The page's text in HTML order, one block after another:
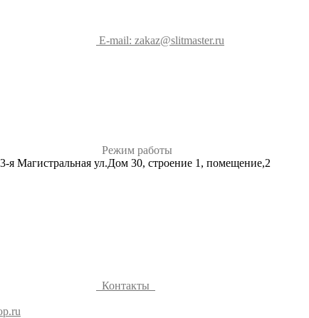
E-mail: zakaz@slitmaster.ru
Режим работы
я Магистральная ул.Дом 30, строение 1, помещение,2
Контакты